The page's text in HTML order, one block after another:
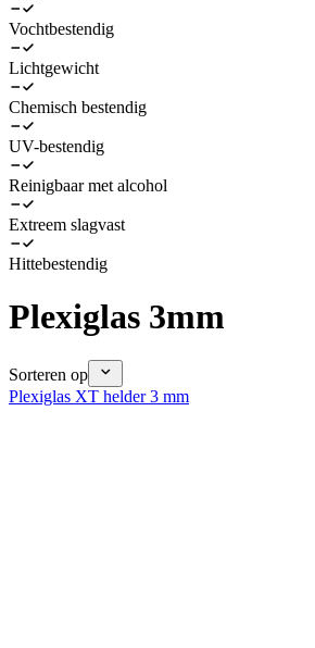
Vochtbestendig
Lichtgewicht
Chemisch bestendig
UV-bestendig
Reinigbaar met alcohol
Extreem slagvast
Hittebestendig
Plexiglas 3mm
Sorteren op
Plexiglas XT helder 3 mm